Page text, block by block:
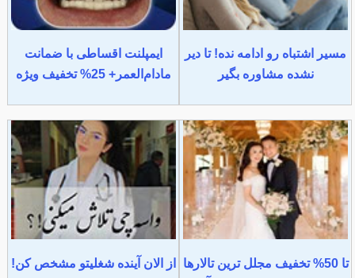
مسیر اشتباه رو ادامه نده! تا دیر
نشده مشاوره بگیر
ایمپلنت اقساطی با ضمانت
مادام‌العمر+ 25% تخفیف ویژه
تا 50% تخفیف مجلل ترین تالارها
از الان آینده شغلیتو مشخص کن!